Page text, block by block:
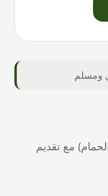
ومسلم
مع تقديم